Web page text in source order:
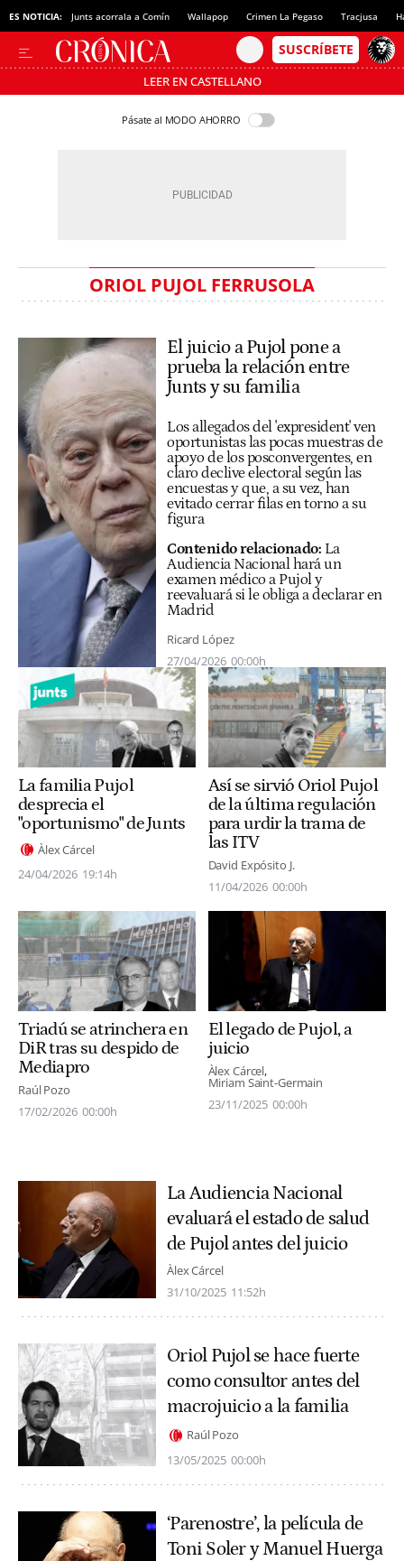
ES NOTICIA: Junts acorrala a Comín Wallapop Crimen La Pegaso Tracjusa
LEER EN CASTELLANO
Pásate al MODO AHORRO
ORIOL PUJOL FERRUSOLA
El juicio a Pujol pone a
prueba la relación entre
Junts y su familia
Los allegados del 'expresident' ven
oportunistas las pocas muestras de
apoyo de los posconvergentes, en
claro declive electoral según las
encuestas y que, a su vez, han
evitado cerrar filas en torno a su
figura
Contenido relacionado: La
Audiencia Nacional hará un
examen médico a Pujol y
reevaluará si le obliga a declarar en
Madrid
Ricard López
27/04/2026 00:00h
La familia Pujol
desprecia el
"oportunismo" de Junts
Àlex Cárcel
24/04/2026 19:14h
Así se sirvió Oriol Pujol
de la última regulación
para urdir la trama de
las ITV
David Expósito J.
11/04/2026 00:00h
Triadú se atrinchera en
DiR tras su despido de
Mediapro
Raúl Pozo
17/02/2026 00:00h
El legado de Pujol, a
juicio
Àlex Cárcel
Miriam Saint-Germain
23/11/2025 00:00h
La Audiencia Nacional
evaluará el estado de salud
de Pujol antes del juicio
Àlex Cárcel
31/10/2025 11:52h
Oriol Pujol se hace fuerte
como consultor antes del
macrojuicio a la familia
Raúl Pozo
13/05/2025 00:00h
‘Parenostre’, la película de
Toni Soler y Manuel Huerga